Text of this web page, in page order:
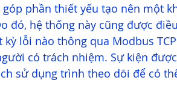
phần thiết yếu tạo nên một
đó, hệ thống này cũng được
lỗi nào thông qua Modbus
có trách nhiệm. Sự kiện
sử dụng trình theo dõi để có